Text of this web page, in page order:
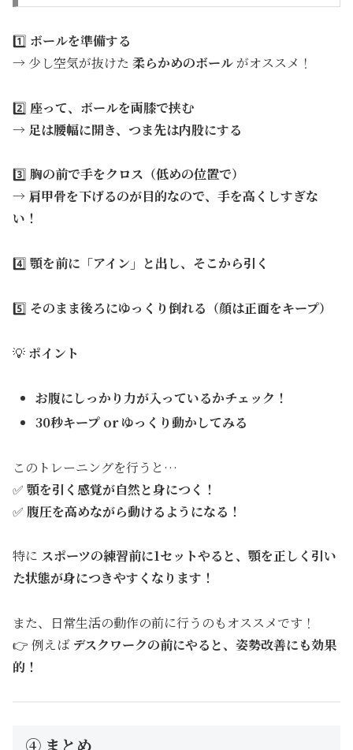
1️⃣ ボールを準備する
→ 少し空気が抜けた 柔らかめのボール がオススメ！
2️⃣ 座って、ボールを両膝で挟む
→ 足は腰幅に開き、つま先は内股にする
3️⃣ 胸の前で手をクロス（低めの位置で）
→ 肩甲骨を下げるのが目的なので、手を高くしすぎな
い！
4️⃣ 顎を前に「アイン」と出し、そこから引く
5️⃣ そのまま後ろにゆっくり倒れる（顔は正面をキープ）
💡 ポイント
お腹にしっかり力が入っているかチェック！
30秒キープ or ゆっくり動かしてみる
このトレーニングを行うと…
✅ 顎を引く感覚が自然と身につく！
✅ 腹圧を高めながら動けるようになる！
特に スポーツの練習前に1セットやると、顎を正しく引い
た状態が身につきやすくなります！
また、日常生活の動作の前に行うのもオススメです！
👉 例えば デスクワークの前にやると、姿勢改善にも効果
的！
④ まとめ